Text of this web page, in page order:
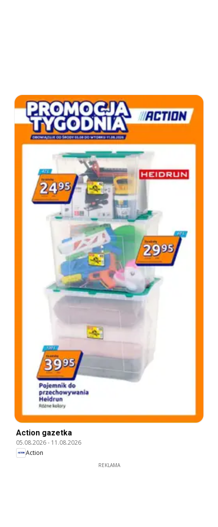
Action gazetka
05.08.2026- 11.08.2026
Action
REKLAMA